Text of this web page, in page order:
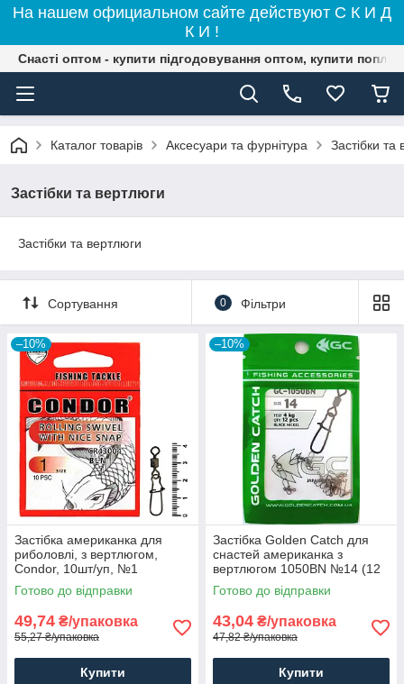
На нашем официальном сайте действуют С К И Д
К И !
Снасті оптом - купити підгодовування оптом, купити
Каталог товарів Аксесуари та фурнітура Застібки та
Застібки та вертлюги
Застібки та вертлюги
Сортування 0 Фільтри
–10%
Застібка американка для
риболовлі, з вертлюгом,
Condor, 10шт/уп, №1
Готово до відправки
49,74 ₴/упаковка
55,27 ₴/упаковка
Купити
–10%
Застібка Golden Catch для
снастей американка з
вертлюгом 1050BN №14 (12
шт)
Готово до відправки
43,04 ₴/упаковка
47,82 ₴/упаковка
Купити